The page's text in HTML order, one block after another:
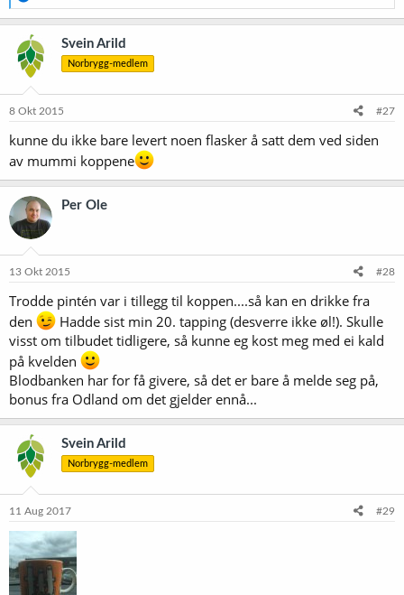
e
a
k
s
j
o
e
:
Svein Arild
Norbrygg-medlem
8 Okt 2015 #27
kunne du ikke bare levert noen flasker å satt dem ved siden
av mummi koppene
Per Ole
13 Okt 2015 #28
Trodde pintén var i tillegg til koppen....så kan en drikke fra
den
Hadde sist min 20. tapping (desverre ikke øl!). Skulle
visst om tilbudet tidligere, så kunne eg kost meg med ei kald
på kvelden
Blodbanken har for få givere, så det er bare å melde seg på,
bonus fra Odland om det gjelder ennå...
Svein Arild
Norbrygg-medlem
11 Aug 2017 #29